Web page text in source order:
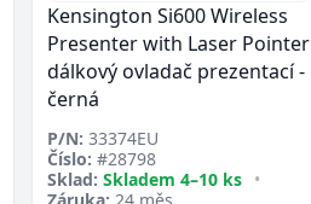
Kensington Si600 Wireless
Presenter with Laser Pointer
dálkový ovladač prezentací -
černá
P/N: 33374EU
Číslo: #28798
Sklad: Skladem 4–10 ks •